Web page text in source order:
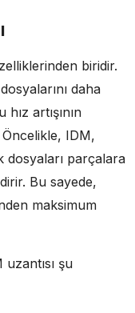
biridir.
daha
artışının
IDM,
dosyaları parçalara
Bu sayede,
maksimum
şu